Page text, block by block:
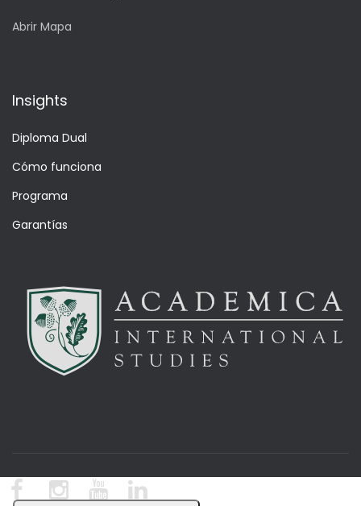
Abrir Mapa
Insights
Diploma Dual
Cómo funciona
Programa
Garantías
© Academica Blog